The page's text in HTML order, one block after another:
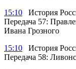
15:10 История
Передача 57:
Ивана Грозного
15:10 История
Передача 58: